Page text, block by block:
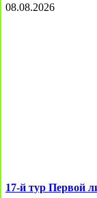
08.08.2026
17-й тур Первой